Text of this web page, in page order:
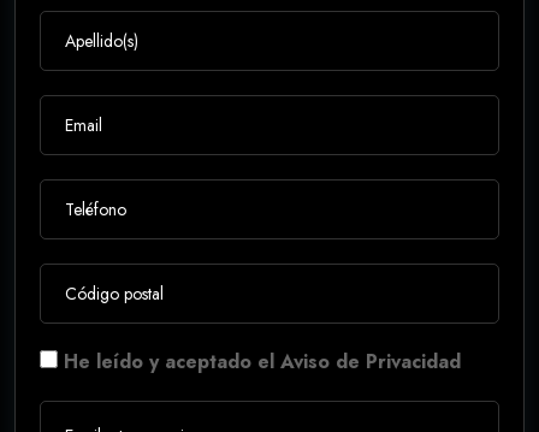
He leído y aceptado el Aviso de Privacidad